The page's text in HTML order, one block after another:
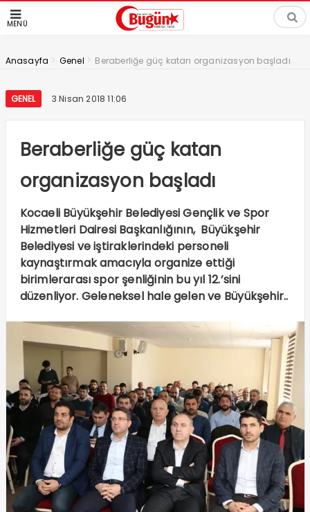
MENÜ
Anasayfa > Genel > Beraberliğe güç katan organizasyon başladı
GENEL 3 Nisan 2018 11:06
Beraberliğe güç katan
organizasyon başladı
Kocaeli Büyükşehir Belediyesi Gençlik ve Spor
Hizmetleri Dairesi Başkanlığının, Büyükşehir
Belediyesi ve iştiraklerindeki personeli
kaynaştırmak amacıyla organize ettiği
birimlerarası spor şenliğinin bu yıl 12.’sini
düzenliyor. Geleneksel hale gelen ve Büyükşehir..